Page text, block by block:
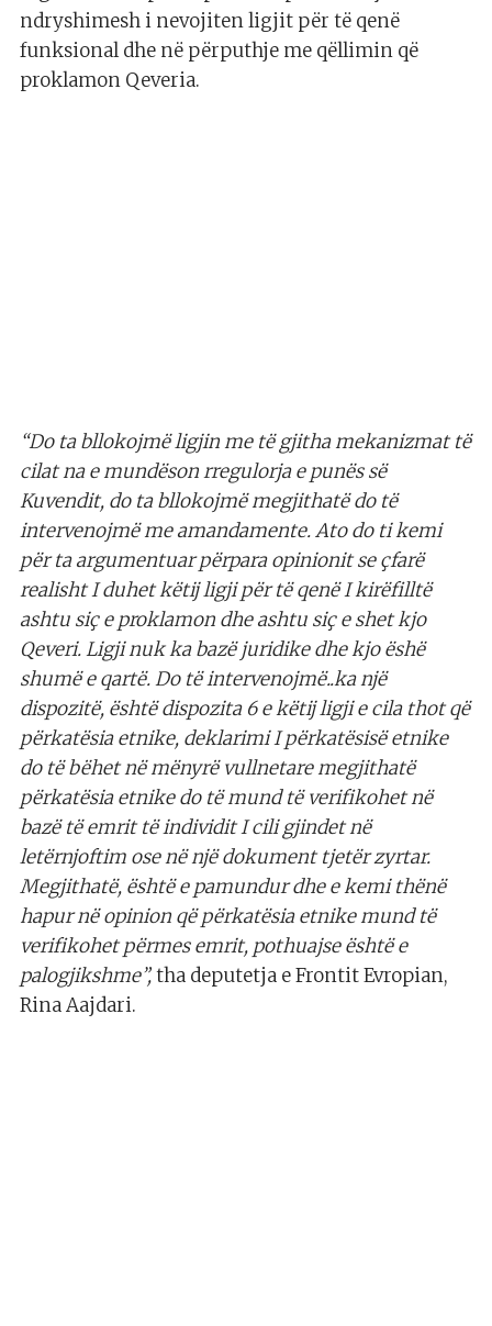
ndryshimesh i nevojiten ligjit për të qenë
funksional dhe në përputhje me qëllimin që
proklamon Qeveria.
“Do ta bllokojmë ligjin me të gjitha mekanizmat të
cilat na e mundëson rregulorja e punës së
Kuvendit, do ta bllokojmë megjithatë do të
intervenojmë me amandamente. Ato do ti kemi
për ta argumentuar përpara opinionit se çfarë
realisht I duhet këtij ligji për të qenë I kirëfilltë
ashtu siç e proklamon dhe ashtu siç e shet kjo
Qeveri. Ligji nuk ka bazë juridike dhe kjo ëshë
shumë e qartë. Do të intervenojmë..ka një
dispozitë, është dispozita 6 e këtij ligji e cila thot që
përkatësia etnike, deklarimi I përkatësisë etnike
do të bëhet në mënyrë vullnetare megjithatë
përkatësia etnike do të mund të verifikohet në
bazë të emrit të individit I cili gjindet në
letërnjoftim ose në një dokument tjetër zyrtar.
Megjithatë, është e pamundur dhe e kemi thënë
hapur në opinion që përkatësia etnike mund të
verifikohet përmes emrit, pothuajse është e
palogjikshme”,tha deputetja e Frontit Evropian,
Rina Aajdari.